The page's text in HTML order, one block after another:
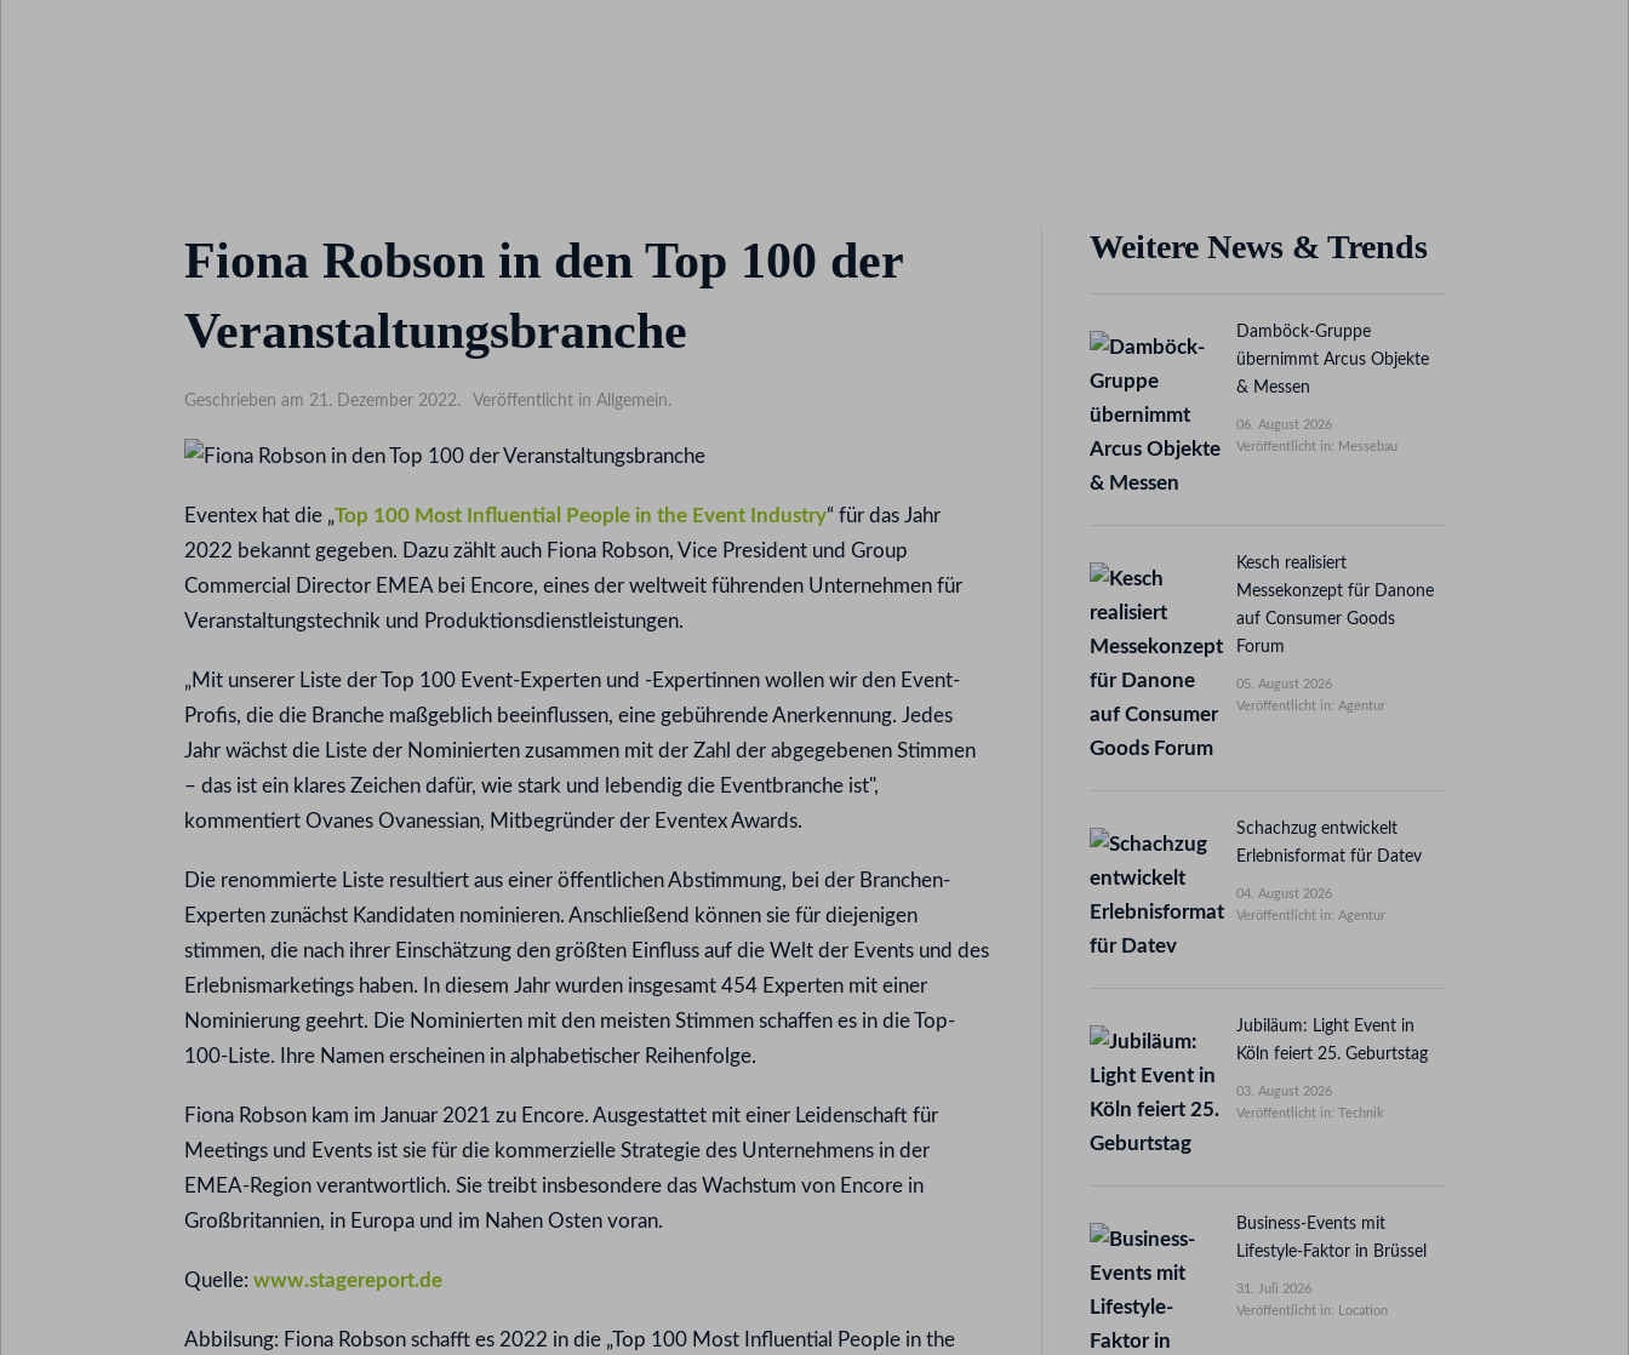
Fiona Robson in den Top 100 der
Veranstaltungsbranche
Geschrieben am 21. Dezember 2022. Veröffentlicht in Allgemein.
Eventex hat die „Top 100 Most Influential People in the Event Industry“ für das Jahr
2022 bekannt gegeben. Dazu zählt auch Fiona Robson, Vice President und Group
Commercial Director EMEA bei Encore, eines der weltweit führenden Unternehmen für
Veranstaltungstechnik und Produktionsdienstleistungen.
„Mit unserer Liste der Top 100 Event-Experten und -Expertinnen wollen wir den Event-
Profis, die die Branche maßgeblich beeinflussen, eine gebührende Anerkennung. Jedes
Jahr wächst die Liste der Nominierten zusammen mit der Zahl der abgegebenen Stimmen
– das ist ein klares Zeichen dafür, wie stark und lebendig die Eventbranche ist",
kommentiert Ovanes Ovanessian, Mitbegründer der Eventex Awards.
Die renommierte Liste resultiert aus einer öffentlichen Abstimmung, bei der Branchen-
Experten zunächst Kandidaten nominieren. Anschließend können sie für diejenigen
stimmen, die nach ihrer Einschätzung den größten Einfluss auf die Welt der Events und des
Erlebnismarketings haben. In diesem Jahr wurden insgesamt 454 Experten mit einer
Nominierung geehrt. Die Nominierten mit den meisten Stimmen schaffen es in die Top-
100-Liste. Ihre Namen erscheinen in alphabetischer Reihenfolge.
Fiona Robson kam im Januar 2021 zu Encore. Ausgestattet mit einer Leidenschaft für
Meetings und Events ist sie für die kommerzielle Strategie des Unternehmens in der
EMEA-Region verantwortlich. Sie treibt insbesondere das Wachstum von Encore in
Großbritannien, in Europa und im Nahen Osten voran.
Quelle: www.stagereport.de
Abbilsung: Fiona Robson schafft es 2022 in die „Top 100 Most Influential People in the
Weitere News & Trends
Damböck-Gruppe
übernimmt Arcus Objekte
& Messen
06. August 2026
Veröffentlicht in: Messebau
Kesch realisiert
Messekonzept für Danone
auf Consumer Goods
Forum
05. August 2026
Veröffentlicht in: Agentur
Schachzug entwickelt
Erlebnisformat für Datev
04. August 2026
Veröffentlicht in: Agentur
Jubiläum: Light Event in
Köln feiert 25. Geburtstag
03. August 2026
Veröffentlicht in: Technik
Business-Events mit
Lifestyle-Faktor in Brüssel
31. Juli 2026
Veröffentlicht in: Location